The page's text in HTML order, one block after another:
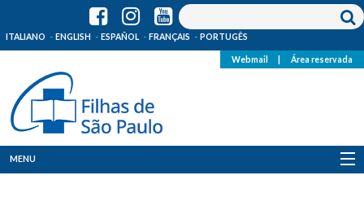
ITALIANO ENGLISH ESPAÑOL FRANÇAIS PORTUGÊS
Webmail Área reservada
MENU